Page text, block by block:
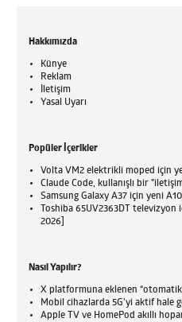
Hakkımızda
Künye
Reklam
İletişim
Yasal Uyarı
Popüler İçerikler
Volta VM2 elektrikli moped için
Claude Code, kullanışlı bir
Samsung Galaxy A37 için yeni
Toshiba 65UV2363DT televizyon
2026]
Nasıl Yapılır?
X platformuna eklenen “otomatik
Mobil cihazlarda 5G’yi aktif hale
Apple TV ve HomePod akıllı